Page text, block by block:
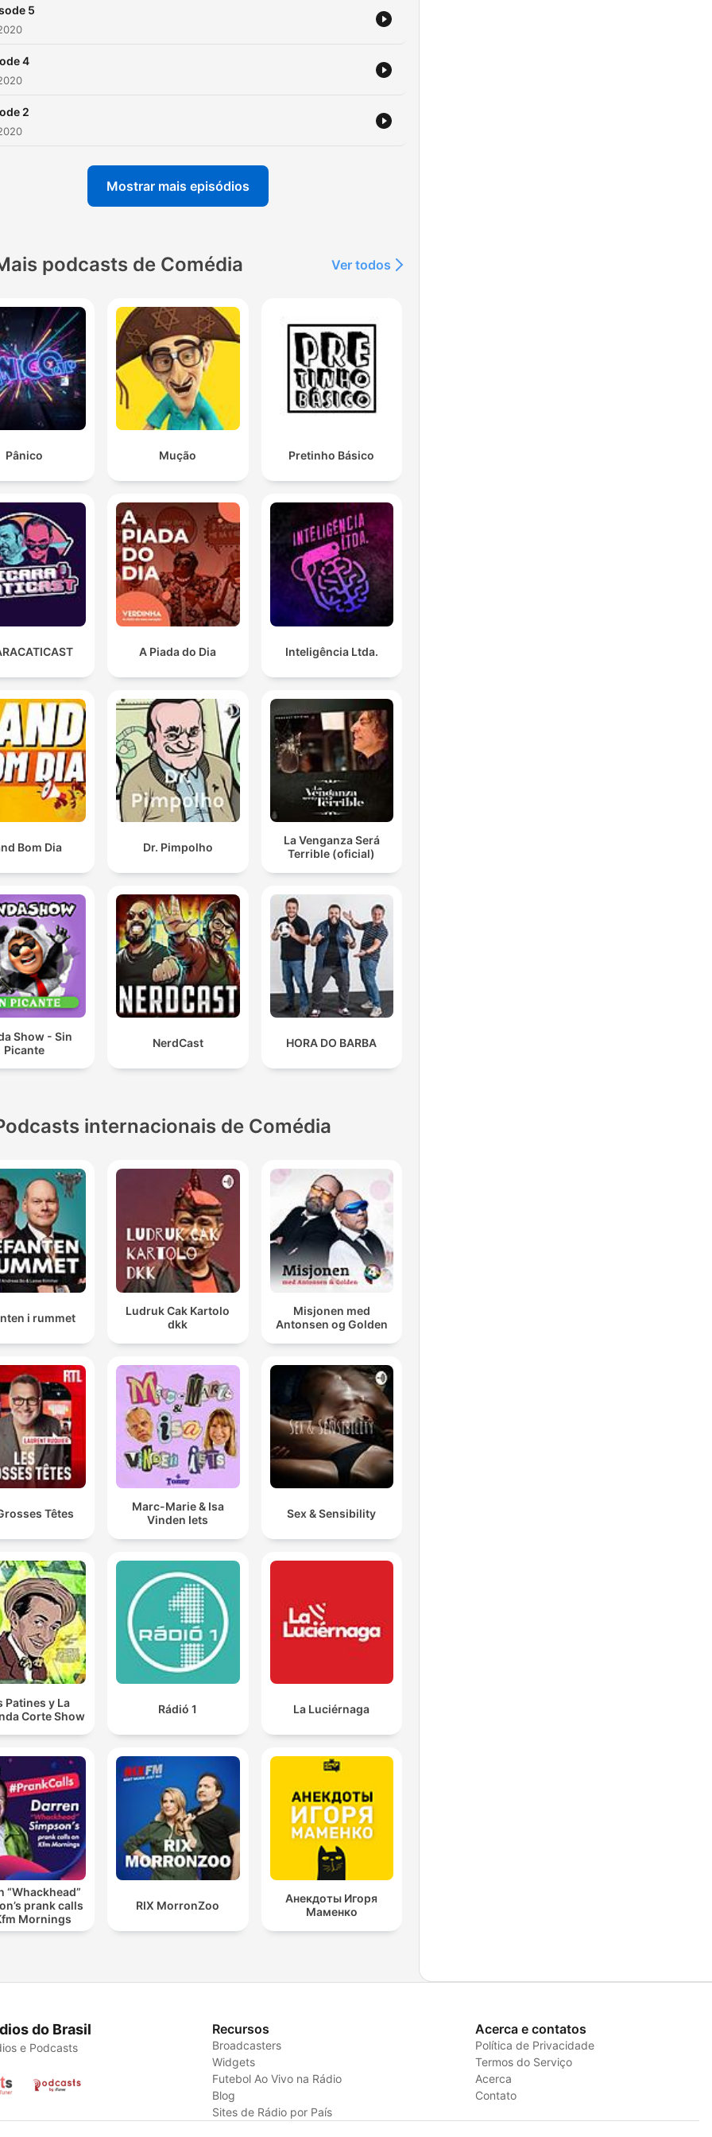
5
4
2
Mostrar mais episódios
podcasts de Comédia Ver todos
Pânico Mução Pretinho Básico
A Piada do Dia Inteligência Ltda.
Bom Dia Dr. Pimpolho
La Venganza Será
Terrible (oficial)
Show - Sin
Picante
NerdCast HORA DO BARBA
internacionais de Comédia
i rummet
Ludruk Cak Kartolo
dkk
Misjonen med
Antonsen og Golden
Têtes
Marc-Marie & Isa
Vinden Iets
Sex & Sensibility
Patines y La
Corte Show
Rádió 1 La Luciérnaga
“Whackhead”
prank calls
Mornings
RIX MorronZoo
Анекдоты Игоря
Маменко
do Brasil
e Podcasts
Recursos
Broadcasters
Widgets
Futebol Ao Vivo na Rádio
Blog
Sites de Rádio por País
Acerca e contatos
Política de Privacidade
Termos do Serviço
Acerca
Contato